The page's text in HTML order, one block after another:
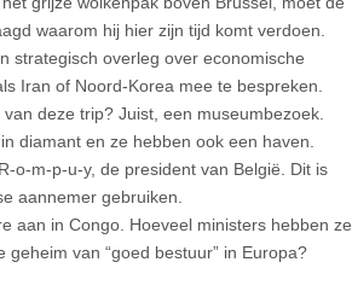
waarom hij hier zijn tijd komt verdoen.
strategisch overleg over economische
Iran of Noord-Korea mee te bespreken.
deze trip? Juist, een museumbezoek.
diamant en ze hebben ook een haven.
o-m-p-u-y, de president van België. Dit is
aannemer gebruiken.
aan in Congo. Hoeveel ministers hebben ze
van “goed bestuur” in Europa?